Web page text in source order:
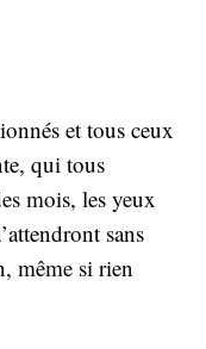
et tous ceux
qui tous
mois, les yeux
sans
même si rien